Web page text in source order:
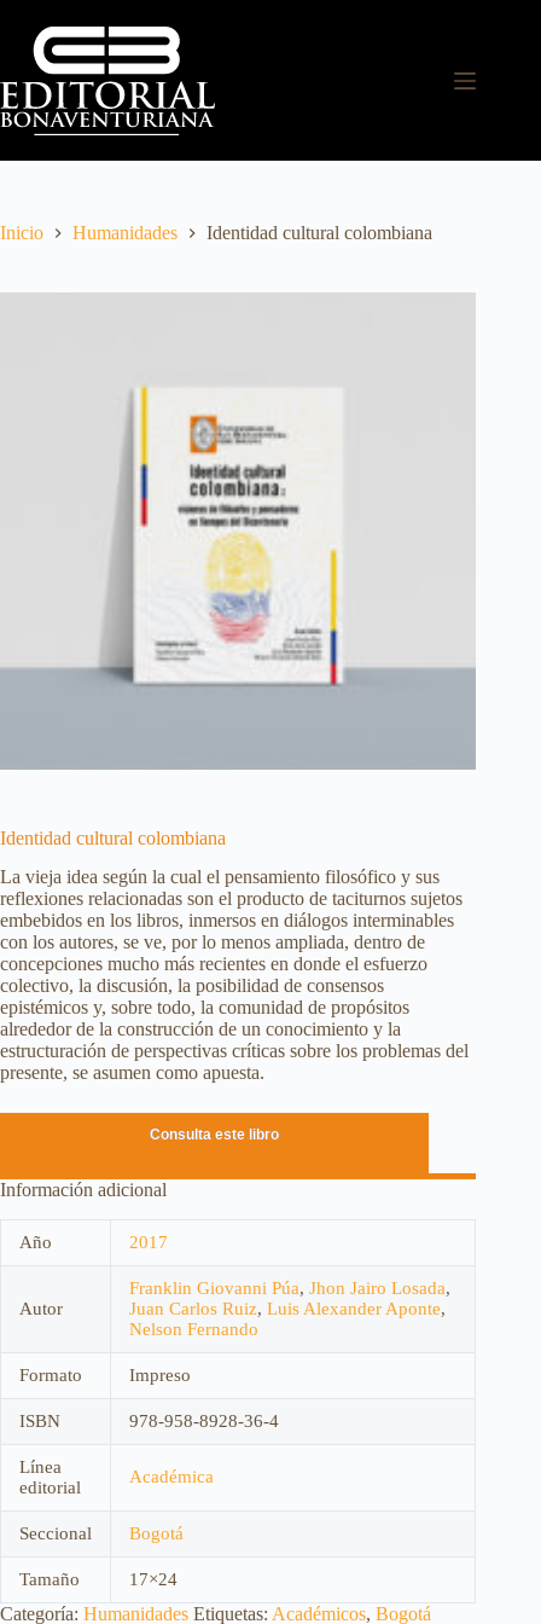
Inicio Humanidades Identidad cultural colombiana
Identidad cultural colombiana
La vieja idea según la cual el pensamiento filosófico y sus
reflexiones relacionadas son el producto de taciturnos sujetos
embebidos en los libros, inmersos en diálogos interminables
con los autores, se ve, por lo menos ampliada, dentro de
concepciones mucho más recientes en donde el esfuerzo
colectivo, la discusión, la posibilidad de consensos
epistémicos y, sobre todo, la comunidad de propósitos
alrededor de la construcción de un conocimiento y la
estructuración de perspectivas críticas sobre los problemas del
presente, se asumen como apuesta.
Consulta este libro
Información adicional
Año 2017
Autor
Franklin Giovanni Púa, Jhon Jairo Losada,
Juan Carlos Ruiz, Luis Alexander Aponte,
Nelson Fernando
Formato Impreso
ISBN 978-958-8928-36-4
Línea
editorial
Académica
Seccional Bogotá
Tamaño 17×24
Categoría: Humanidades Etiquetas: Académicos, Bogotá